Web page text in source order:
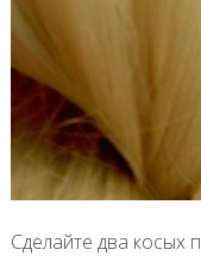
Сделайте два косых